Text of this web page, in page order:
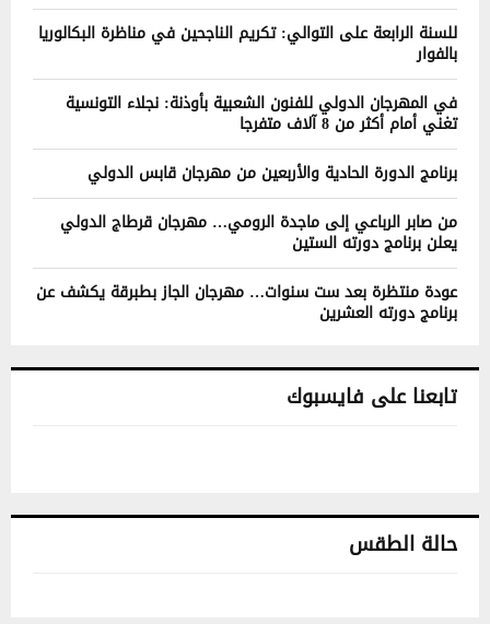
للسنة الرابعة على التوالي: تكريم الناجحين في مناظرة البكالوريا
بالفوار
في المهرجان الدولي للفنون الشعبية بأوذنة: نجلاء التونسية
تغني أمام أكثر من 8 آلاف متفرجا
برنامج الدورة الحادية والأربعين من مهرجان قابس الدولي
من صابر الرباعي إلى ماجدة الرومي… مهرجان قرطاج الدولي
يعلن برنامج دورته الستين
عودة منتظرة بعد ست سنوات… مهرجان الجاز بطبرقة يكشف عن
برنامج دورته العشرين
تابعنا على فايسبوك
حالة الطقس